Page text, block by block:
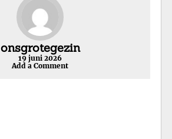
onsgrotegezin
19 juni 2026
Add a Comment